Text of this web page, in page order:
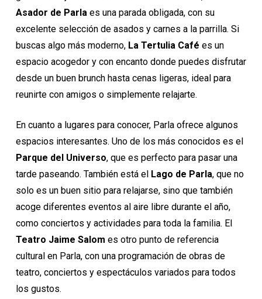
Asador de Parlaes una parada obligada, con su
excelente selección de asados y carnes a la parrilla. Si
buscas algo más moderno, La Tertulia Café es un
espacio acogedor y con encanto donde puedes disfrutar
desde un buen brunch hasta cenas ligeras, ideal para
reunirte con amigos o simplemente relajarte.
En cuanto a lugares para conocer, Parla ofrece algunos
espacios interesantes. Uno de los más conocidos es el
Parque del Universo, que es perfecto para pasar una
tarde paseando. También está el Lago de Parla, que no
solo es un buen sitio para relajarse, sino que también
acoge diferentes eventos al aire libre durante el año,
como conciertos y actividades para toda la familia. El
Teatro Jaime Salom es otro punto de referencia
cultural en Parla, con una programación de obras de
teatro, conciertos y espectáculos variados para todos
los gustos.